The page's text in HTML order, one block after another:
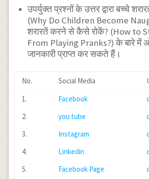
उपर्युक्त प्रश्नों के उत्तर द्वारा बच्चे
(Why Do Children Become
शरारतें करने से कैसे रोकें? (How to
From Playing Pranks?) के बारे में
जानकारी प्राप्त कर सकते हैं।
No. Social Media
1.
Facebook
2.
you tube
3.
Instagram
4.
Linkedin
5.
Facebook Page